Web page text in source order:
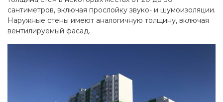
сантиметров, включая прослойку звуко- и шумоизоляции.
Наружные стены имеют аналогичную толщину, включая
вентилируемый фасад.